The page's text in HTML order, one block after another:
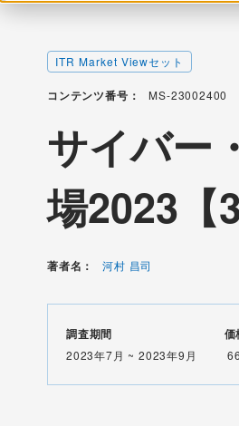
ITR Market Viewセット
コンテンツ番号： MS-23002400
サイバー
場2023【
著者名： 河村 昌司
調査期間
2023年7月 ~ 2023年9月
価